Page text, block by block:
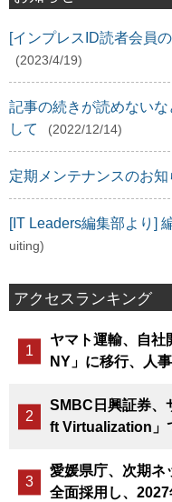
[インプレスID読者会員
(2023/4/19)
記事の続きが読めない
して
(2022/12/14)
定期メンテナンスのお知
[IT Leaders編集部より]
uiting)
アクセスランキング
ヤマト運輸、自社
NY」に移行、人
SMBC日興証券、
ft Virtualization」
愛媛県庁、次期ネ
全面採用し、